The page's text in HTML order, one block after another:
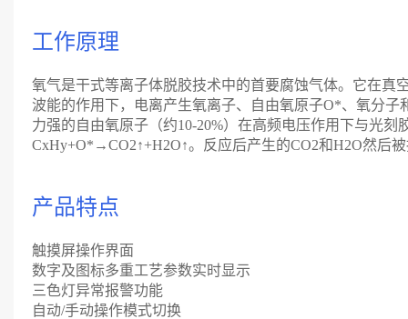
工作原理
氧气是干式等离子体脱胶技术中的首要腐蚀气体。它在真
波能的作用下，电离产生氧离子、自由氧原子O*、氧分子
力强的自由氧原子（约10-20%）在高频电压作用下与光
CxHy+O*→CO2↑+H2O↑。反应后产生的CO2和H2O然后
产品特点
触摸屏操作界面
数字及图标多重工艺参数实时显示
三色灯异常报警功能
自动/手动操作模式切换